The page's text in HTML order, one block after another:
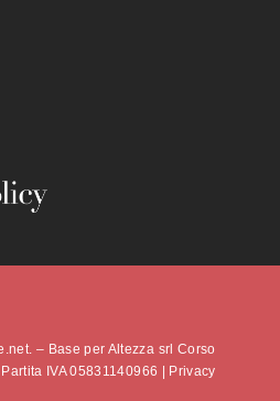
– Base per Altezza srl Corso
IVA 05831140966 | Privacy